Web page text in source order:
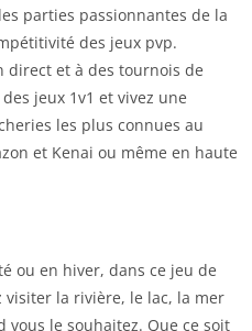
parties passionnantes de la
des jeux pvp.
direct et à des tournois de
jeux 1v1 et vivez une
les plus connues au
et Kenai ou même en haute
ou en hiver, dans ce jeu de
la rivière, le lac, la mer
vous le souhaitez. Que ce soit